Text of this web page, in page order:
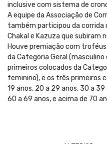
inclusive com sistema de
A equipe da Associação de
também participou da corrida
Chakal e Kazuza que subiram
Houve premiação com
da Categoria Geral
primeiros colocados da
feminino), e os três primeiros
19 anos, 20 a 29 anos, 30 a
60 a 69 anos, e acima de 70